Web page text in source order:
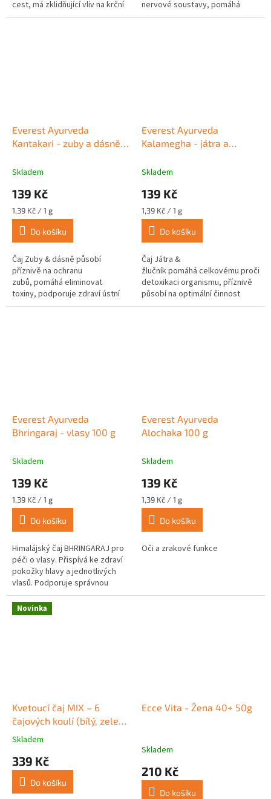
cest, má zklidňující vliv na krční
oblast, pomáhá...
nervové soustavy, pomáhá
uvolňovat stres a psychické...
Everest Ayurveda
Kantakari - zuby a dásně
Skladem
139 Kč
Měrná
cena:
1,39 Kč / 1 g
Do košíku
Čaj Zuby & dásně působí
příznivě na ochranu
zubů, pomáhá eliminovat
toxiny, podporuje zdraví ústní
dutiny a dásní, přispívá k
Everest Ayurveda
Kalamegha - játra a
Skladem
139 Kč
Měrná
cena:
1,39 Kč / 1 g
Do košíku
Čaj Játra &
žlučník pomáhá celkovému
detoxikaci organismu, příznivě
působí na optimální činnost
jater při jejich nadměrném...
Everest Ayurveda
Bhringaraj - vlasy 100 g
Skladem
139 Kč
Měrná
cena:
1,39 Kč / 1 g
Do košíku
Himalájský čaj BHRINGARAJ pro
péči o vlasy. Přispívá ke zdraví
pokožky hlavy a jednotlivých
vlasů. Podporuje správnou
činnost jater a žlučníku.
Everest Ayurveda
Alochaka 100 g
Skladem
139 Kč
Měrná
cena:
1,39 Kč / 1 g
Do košíku
Oči a zrakové funkce
Novinka
Kvetoucí čaj MIX – 6
čajových koulí (bílý, zelený
a černý čaj) v dárkové
Průměrné
produktu
5,0
Skladem
339 Kč
Do košíku
Ecce Vita - Žena 40+ 50g
Skladem
210 Kč
Do košíku